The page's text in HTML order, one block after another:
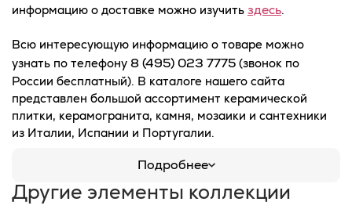
информацию о доставке можно изучить здесь.
Всю интересующую информацию о товаре можно
узнать по телефону 8 (495) 023 7775 (звонок по
России бесплатный). В каталоге нашего сайта
представлен большой ассортимент керамической
плитки, керамогранита, камня, мозаики и сантехники
из Италии, Испании и Португалии.
Подробнее
Другие элементы коллекции